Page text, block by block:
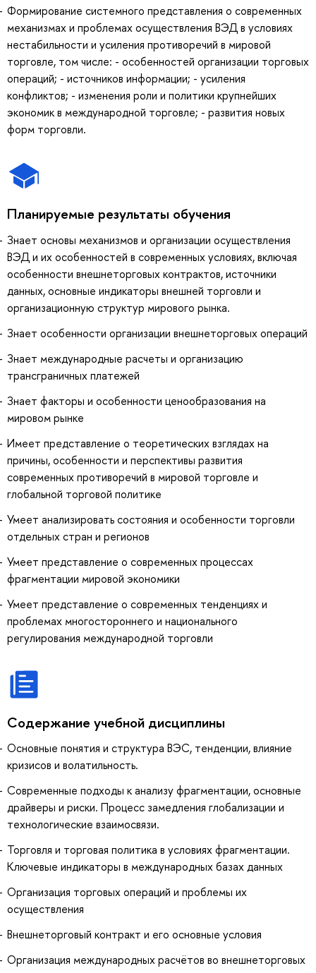
Формирование системного представления о современных
механизмах и проблемах осуществления ВЭД в условиях
нестабильности и усиления противоречий в мировой
торговле, том числе: - особенностей организации торговых
операций; - источников информации; - усиления
конфликтов; - изменения роли и политики крупнейших
экономик в международной торговле; - развития новых
форм торговли.
Планируемые результаты обучения
Знает основы механизмов и организации осуществления
ВЭД и их особенностей в современных условиях, включая
особенности внешнеторговых контрактов, источники
данных, основные индикаторы внешней торговли и
организационную структур мирового рынка.
Знает особенности организации внешнеторговых операций
Знает международные расчеты и организацию
трансграничных платежей
Знает факторы и особенности ценообразования на
мировом рынке
Имеет представление о теоретических взглядах на
причины, особенности и перспективы развития
современных противоречий в мировой торговле и
глобальной торговой политике
Умеет анализировать состояния и особенности торговли
отдельных стран и регионов
Умеет представление о современных процессах
фрагментации мировой экономики
Умеет представление о современных тенденциях и
проблемах многостороннего и национального
регулирования международной торговли
Содержание учебной дисциплины
Основные понятия и структура ВЭС, тенденции, влияние
кризисов и волатильность.
Современные подходы к анализу фрагментации, основные
драйверы и риски. Процесс замедления глобализации и
технологические взаимосвязи.
Торговля и торговая политика в условиях фрагментации.
Ключевые индикаторы в международных базах данных
Организация торговых операций и проблемы их
осуществления
Внешнеторговый контракт и его основные условия
Организация международных расчётов во внешнеторговых